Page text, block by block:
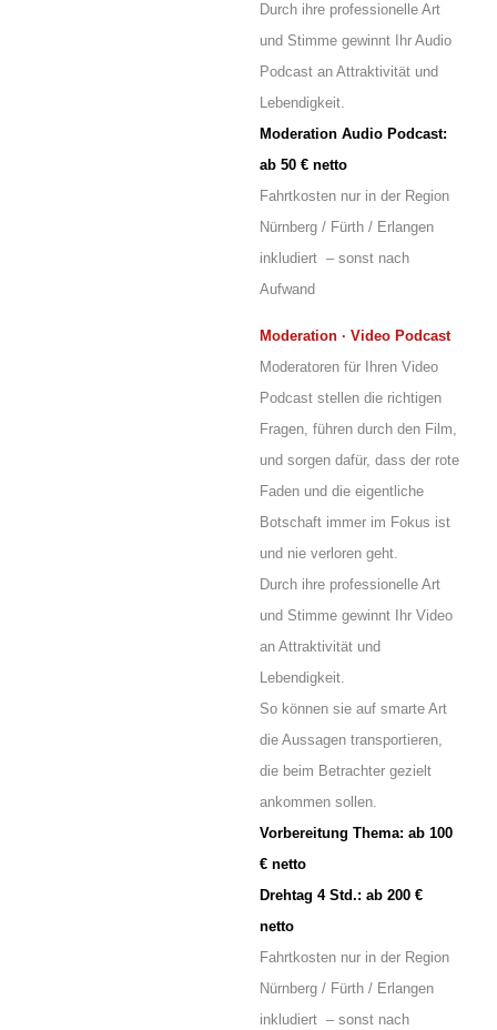
Durch ihre professionelle Art
und Stimme gewinnt Ihr Audio
Podcast an Attraktivität und
Lebendigkeit.
Moderation Audio Podcast:
ab 50 € netto
Fahrtkosten nur in der Region
Nürnberg / Fürth / Erlangen
inkludiert – sonst nach
Aufwand
Moderation · Video Podcast
Moderatoren für Ihren Video
Podcast stellen die richtigen
Fragen, führen durch den Film,
und sorgen dafür, dass der rote
Faden und die eigentliche
Botschaft immer im Fokus ist
und nie verloren geht.
Durch ihre professionelle Art
und Stimme gewinnt Ihr Video
an Attraktivität und
Lebendigkeit.
So können sie auf smarte Art
die Aussagen transportieren,
die beim Betrachter gezielt
ankommen sollen.
Vorbereitung Thema: ab 100
€ netto
Drehtag 4 Std.: ab 200 €
netto
Fahrtkosten nur in der Region
Nürnberg / Fürth / Erlangen
inkludiert – sonst nach